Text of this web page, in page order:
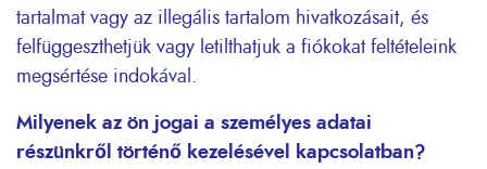
tartalmat vagy az illegális tartalom hivatkozásait, és
felfüggeszthetjük vagy letilthatjuk a fiókokat feltételeink
megsértése indokával.
Milyenek az ön jogai a személyes adatai
részünkről történő kezelésével kapcsolatban?